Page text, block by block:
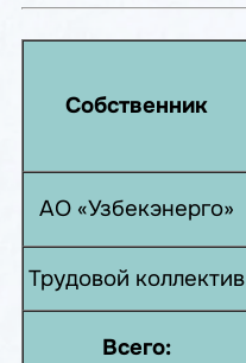
Собственник
АО «Узбекэнерго»
Трудовой коллектив
Всего: